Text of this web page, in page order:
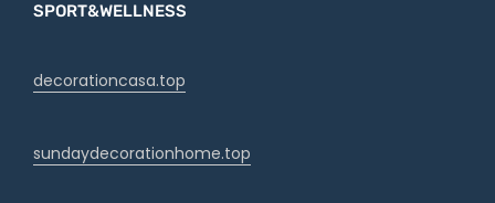
SPORT&WELLNESS
decorationcasa.top
sundaydecorationhome.top